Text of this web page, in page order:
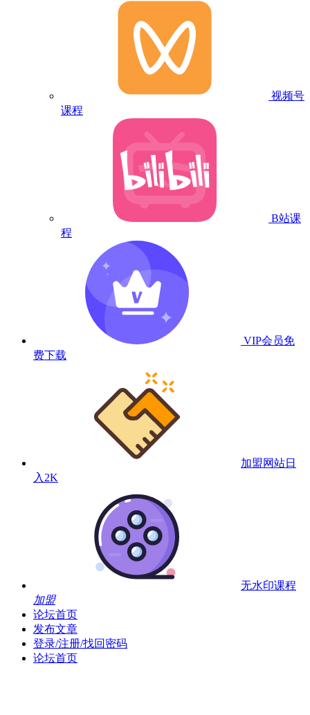
视频号
课程
B站课
程
VIP会员免
费下载
加盟网站日
入2K
无水印课程
加盟
论坛首页
发布文章
登录/注册/找回密码
论坛首页